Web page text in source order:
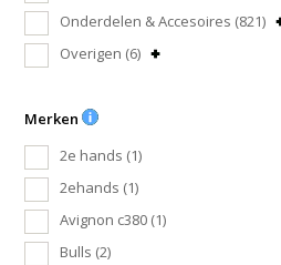
Onderdelen & Accesoires (821)
Overigen (6)
Merken
2e hands (1)
2ehands (1)
Avignon c380 (1)
Bulls (2)